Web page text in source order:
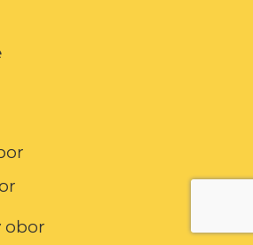
obor